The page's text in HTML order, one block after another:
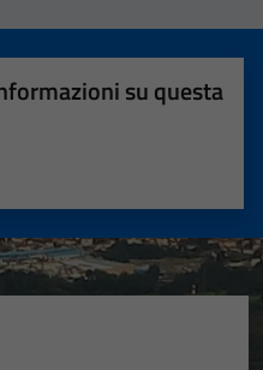
su questa
su 5